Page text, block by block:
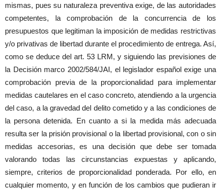
mismas, pues su naturaleza preventiva exige, de las autoridades
competentes, la comprobación de la concurrencia de los
presupuestos que legitiman la imposición de medidas restrictivas
y/o privativas de libertad durante el procedimiento de entrega. Así,
como se deduce del art. 53 LRM, y siguiendo las previsiones de
la Decisión marco 2002/584/JAI, el legislador español exige una
comprobación previa de la proporcionalidad para implementar
medidas cautelares en el caso concreto, atendiendo a la urgencia
del caso, a la gravedad del delito cometido y a las condiciones de
la persona detenida. En cuanto a si la medida más adecuada
resulta ser la prisión provisional o la libertad provisional, con o sin
medidas accesorias, es una decisión que debe ser tomada
valorando todas las circunstancias expuestas y aplicando,
siempre, criterios de proporcionalidad ponderada. Por ello, en
cualquier momento, y en función de los cambios que pudieran ir